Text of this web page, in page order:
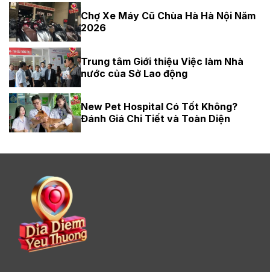
Chợ Xe Máy Cũ Chùa Hà Hà Nội Năm
2026
Trung tâm Giới thiệu Việc làm Nhà
nước của Sở Lao động
New Pet Hospital Có Tốt Không?
Đánh Giá Chi Tiết và Toàn Diện